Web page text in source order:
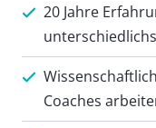
20 Jahre
Coaches